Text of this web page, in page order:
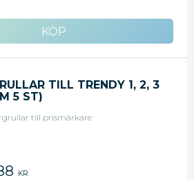
TILL TRENDY 1, 2, 3
5 ST)
till prismärkare
KR